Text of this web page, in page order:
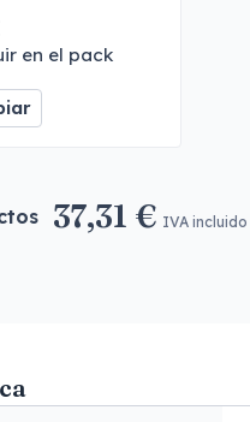
en el pack
37,31 € IVA incluido